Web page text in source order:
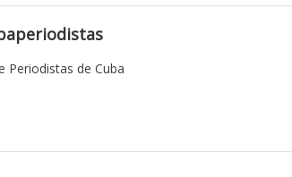
Periodistas de Cuba